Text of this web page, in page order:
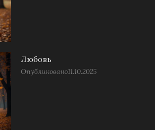
Любовь
Опубликовано11.10.2025